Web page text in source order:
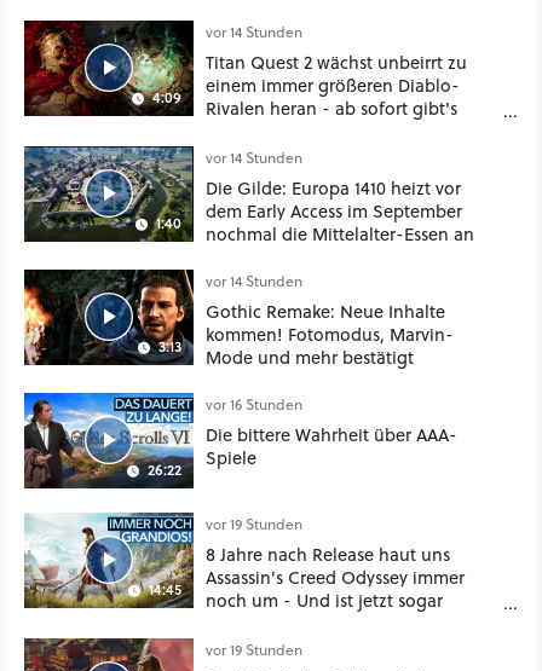
4:09
vor 14 Stunden
Titan Quest 2 wächst unbeirrt zu
einem immer größeren Diablo-
Rivalen heran - ab sofort gibt's
Klasse
1:40
vor 14 Stunden
Die Gilde: Europa 1410 heizt vor
dem Early Access im September
nochmal die Mittelalter-Essen an
3:13
vor 14 Stunden
Gothic Remake: Neue Inhalte
kommen! Fotomodus, Marvin-
Mode und mehr bestätigt
26:22
vor 16 Stunden
Die bittere Wahrheit über AAA-
Spiele
14:45
vor 19 Stunden
8 Jahre nach Release haut uns
Assassin's Creed Odyssey immer
noch um - Und ist jetzt sogar
vor 19 Stunden